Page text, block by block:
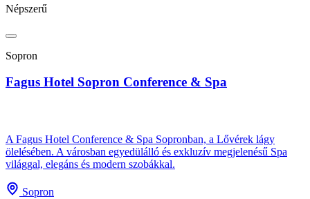
Népszerű
Sopron
Fagus Hotel Sopron Conference & Spa
A Fagus Hotel Conference & Spa Sopronban, a Lővérek lágy
ölelésében. A városban egyedülálló és exkluzív megjelenésű Spa
világgal, elegáns és modern szobákkal.
Sopron